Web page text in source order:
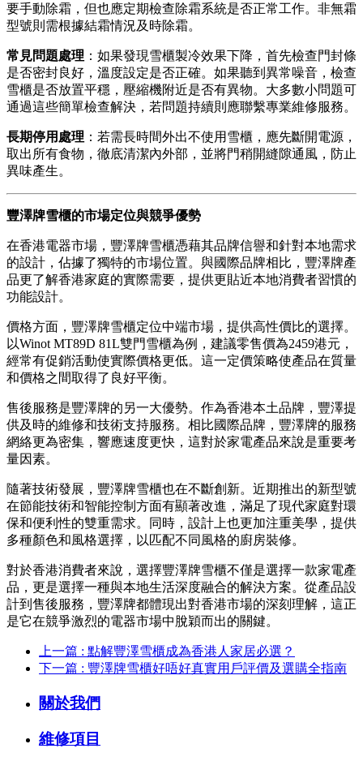
要手動除霜，但也應定期檢查除霜系統是否正常工作。非無霜
型號則需根據結霜情況及時除霜。
常見問題處理 ：如果發現雪櫃製冷效果下降，首先檢查門封條
是否密封良好，溫度設定是否正確。如果聽到異常噪音，檢查
雪櫃是否放置平穩，壓縮機附近是否有異物。大多數小問題可
通過這些簡單檢查解決，若問題持續則應聯繫專業維修服務。
長期停用處理 ：若需長時間外出不使用雪櫃，應先斷開電源，
取出所有食物，徹底清潔內外部，並將門稍開縫隙通風，防止
異味產生。
豐澤牌雪櫃的市場定位與競爭優勢
在香港電器市場，豐澤牌雪櫃憑藉其品牌信譽和針對本地需求
的設計，佔據了獨特的市場位置。與國際品牌相比，豐澤牌產
品更了解香港家庭的實際需要，提供更貼近本地消費者習慣的
功能設計。
價格方面，豐澤牌雪櫃定位中端市場，提供高性價比的選擇。
以Winot MT89D 81L雙門雪櫃為例，建議零售價為2459港元，
經常有促銷活動使實際價格更低。這一定價策略使產品在質量
和價格之間取得了良好平衡。
售後服務是豐澤牌的另一大優勢。作為香港本土品牌，豐澤提
供及時的維修和技術支持服務。相比國際品牌，豐澤牌的服務
網絡更為密集，響應速度更快，這對於家電產品來說是重要考
量因素。
隨著技術發展，豐澤牌雪櫃也在不斷創新。近期推出的新型號
在節能技術和智能控制方面有顯著改進，滿足了現代家庭對環
保和便利性的雙重需求。同時，設計上也更加注重美學，提供
多種顏色和風格選擇，以匹配不同風格的廚房裝修。
對於香港消費者來說，選擇豐澤牌雪櫃不僅是選擇一款家電產
品，更是選擇一種與本地生活深度融合的解決方案。從產品設
計到售後服務，豐澤牌都體現出對香港市場的深刻理解，這正
是它在競爭激烈的電器市場中脫穎而出的關鍵。
上一篇 : 點解豐澤雪櫃成為香港人家居必選？
下一篇 : 豐澤牌雪櫃好唔好真實用戶評價及選購全指南
關於我們
維修項目